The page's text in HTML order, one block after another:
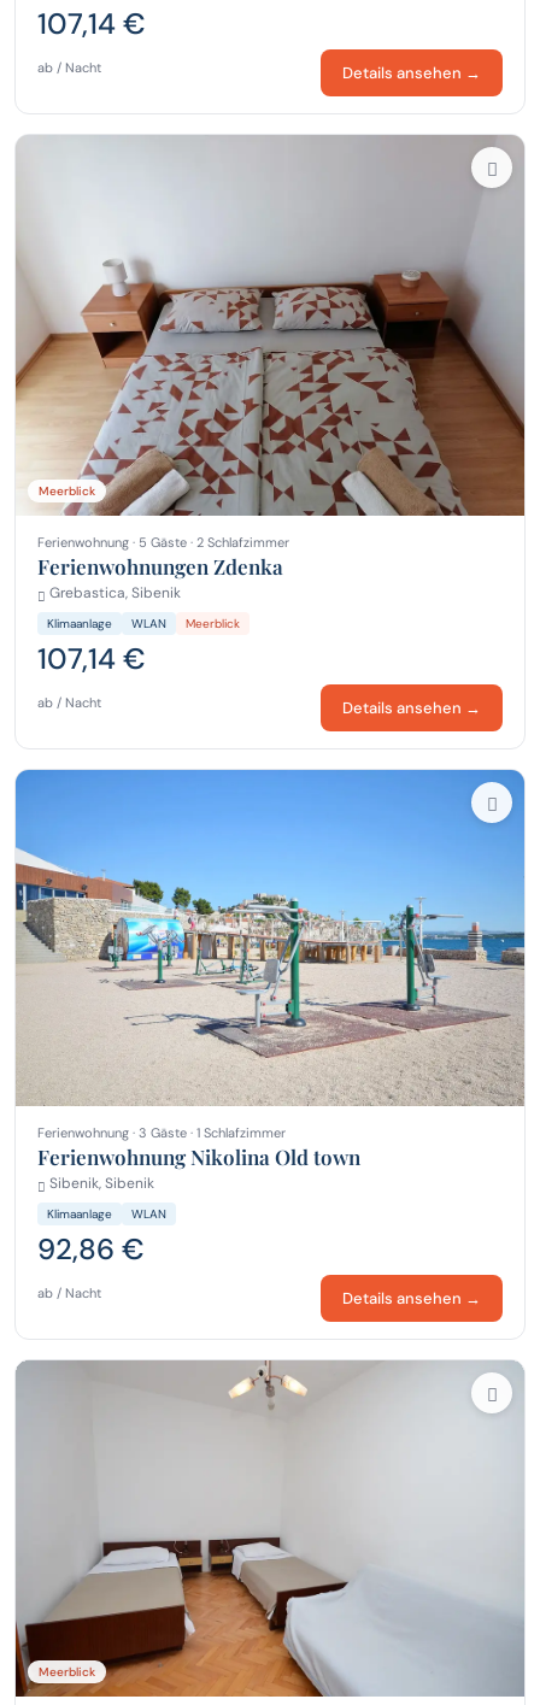
107,14 €
ab / Nacht Details ansehen →
Meerblick
Ferienwohnung · 5 Gäste · 2 Schlafzimmer
Ferienwohnungen Zdenka
Grebastica, Sibenik
Klimaanlage WLAN Meerblick
107,14 €
ab / Nacht Details ansehen →
Ferienwohnung · 3 Gäste · 1 Schlafzimmer
Ferienwohnung Nikolina Old town
Sibenik, Sibenik
Klimaanlage WLAN
92,86 €
ab / Nacht Details ansehen →
Meerblick